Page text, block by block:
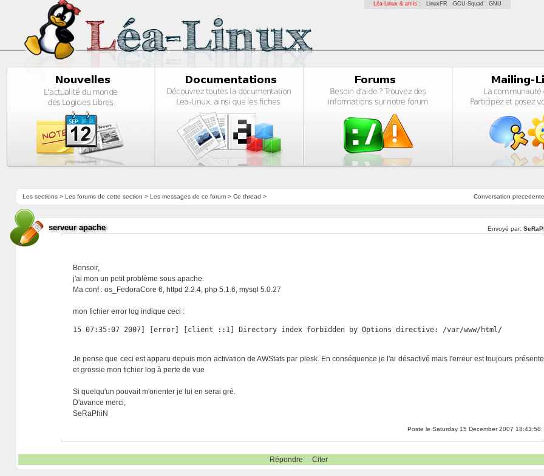
Léa-Linux & amis : LinuxFR GCU-Squad GNU
Conversation precedente
Les sections> Les forums de cette section > Les messages de ce forum> Ce thread >
serveur apache Envoyé par:
Bonsoir,
j'ai mon un petit problème sous apache.
Ma conf : os_FedoraCore 6, httpd 2.2.4, php 5.1.6, mysql 5.0.27
mon fichier error log indique ceci :
15 07:35:07 2007] [error] [client ::1] Directory index forbidden by Options directive: /var/www/html/
Je pense que ceci est apparu depuis mon activation de AWStats par plesk. En conséquence je l'ai désactivé mais l'erreur est toujours présente
et grossie mon fichier log à perte de vue
Si quelqu'un pouvait m'orienter je lui en serai gré.
D'avance merci,
SeRaPhiN
Poste le Saturday 15 December 2007 18:43:58
Répondre Citer